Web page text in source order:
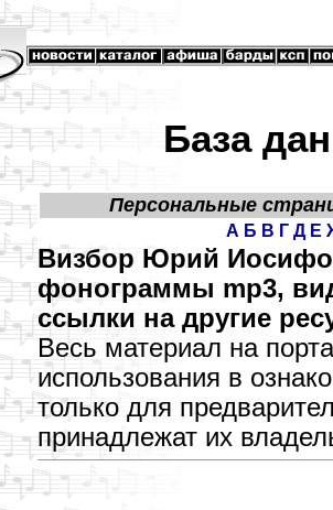
База
Персональные
А Б В Г Д Е
Визбор Юрий
фонограммы mp3,
ссылки на другие
Весь материал на
использования в
только для
принадлежат их